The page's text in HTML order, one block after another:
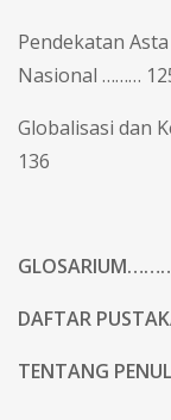
Pendekatan
Nasional ………
Globalisasi dan
136
DAFTAR
TENTANG